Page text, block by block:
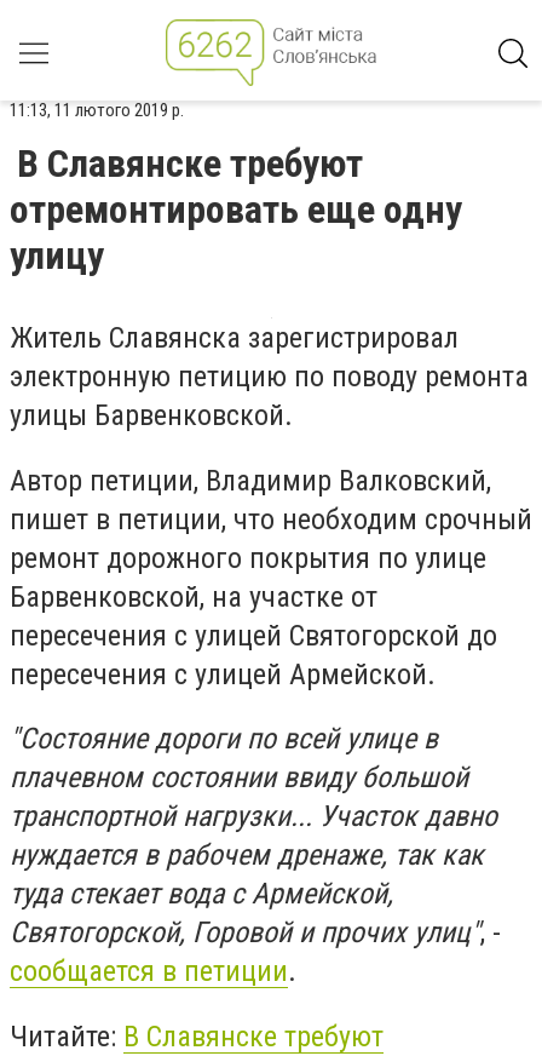
11:13, 11 лютого 2019 р.
В Славянске требуют
отремонтировать еще одну
улицу
Житель Славянска зарегистрировал
электронную петицию по поводу ремонта
улицы Барвенковской.
Автор петиции, Владимир Валковский,
пишет в петиции, что необходим срочный
ремонт дорожного покрытия по улице
Барвенковской, на участке от
пересечения с улицей Святогорской до
пересечения с улицей Армейской.
"Состояние дороги по всей улице в
плачевном состоянии ввиду большой
транспортной нагрузки... Участок давно
нуждается в рабочем дренаже, так как
туда стекает вода с Армейской,
Святогорской, Горовой и прочих улиц", -
сообщается в петиции.
Читайте: В Славянске требуют